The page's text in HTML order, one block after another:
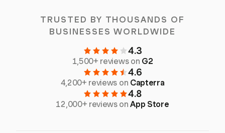
TRUSTED BY THOUSANDS OF
BUSINESSES WORLDWIDE
4.3
1,500+ reviews on G2
4.6
4,200+ reviews on Capterra
4.8
12,000+ reviews onApp Store